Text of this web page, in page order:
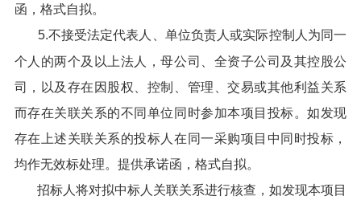
函，格式自拟。
5.不接受法定代表人、单位负责人或实际控制人为同一
个人的两个及以上法人，母公司、全资子公司及其控股公
司，以及存在因股权、控制、管理、交易或其他利益关系
而存在关联关系的不同单位同时参加本项目投标。如发现
存在上述关联关系的投标人在同一采购项目中同时投标，
均作无效标处理。提供承诺函，格式自拟。
招标人将对拟中标人关联关系进行核查，如发现本项目